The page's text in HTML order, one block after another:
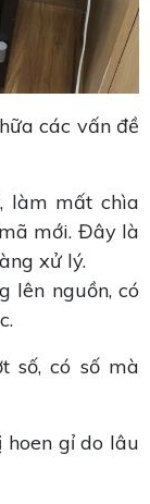
các vấn đề
làm mất chìa
mới. Đây là
xử lý.
lên nguồn, có
số, có số mà
hoen gỉ do lâu